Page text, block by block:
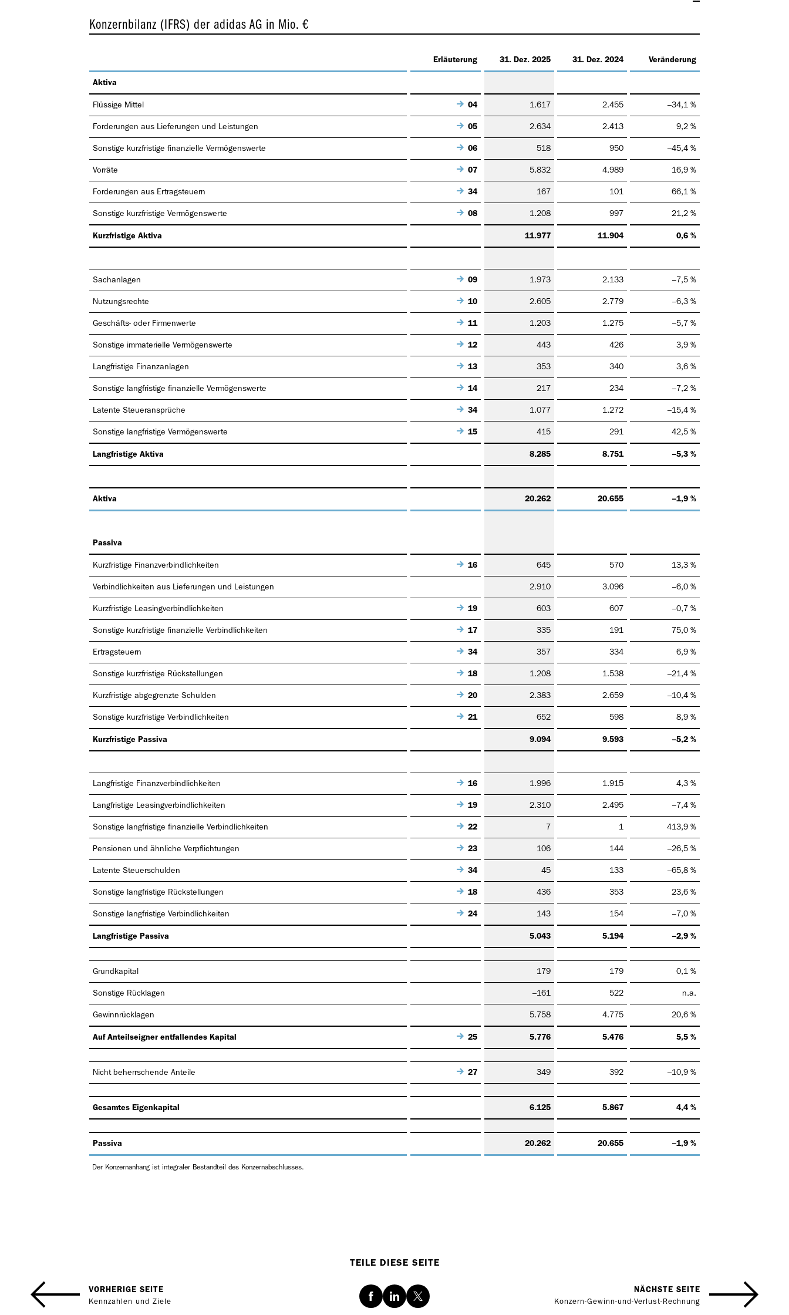
Konzernbilanz (IFRS) der adidas AG in Mio. €
Erläuterung 31. Dez. 2025 31. Dez. 2024 Veränderung
Aktiva
Flüssige Mittel 04 1.617 2.455 –34,1 %
Forderungen aus Lieferungen und Leistungen 05 2.634 2.413 9,2 %
Sonstige kurzfristige finanzielle Vermögenswerte 06 518 950 –45,4 %
Vorräte 07 5.832 4.989 16,9 %
Forderungen aus Ertragsteuern 34 167 101 66,1 %
Sonstige kurzfristige Vermögenswerte 08 1.208 997 21,2 %
Kurzfristige Aktiva 11.977 11.904 0,6 %
Sachanlagen 09 1.973 2.133 –7,5 %
Nutzungsrechte 10 2.605 2.779 –6,3 %
Geschäfts- oder Firmenwerte 11 1.203 1.275 –5,7 %
Sonstige immaterielle Vermögenswerte 12 443 426 3,9 %
Langfristige Finanzanlagen 13 353 340 3,6 %
Sonstige langfristige finanzielle Vermögenswerte 14 217 234 –7,2 %
Latente Steueransprüche 34 1.077 1.272 –15,4 %
Sonstige langfristige Vermögenswerte 15 415 291 42,5 %
Langfristige Aktiva 8.285 8.751 –5,3 %
Aktiva 20.262 20.655 –1,9 %
Passiva
Kurzfristige Finanzverbindlichkeiten 16 645 570 13,3 %
Verbindlichkeiten aus Lieferungen und Leistungen 2.910 3.096 –6,0 %
Kurzfristige Leasingverbindlichkeiten 19 603 607 –0,7 %
Sonstige kurzfristige finanzielle Verbindlichkeiten 17 335 191 75,0 %
Ertragsteuern 34 357 334 6,9 %
Sonstige kurzfristige Rückstellungen 18 1.208 1.538 –21,4 %
Kurzfristige abgegrenzte Schulden 20 2.383 2.659 –10,4 %
Sonstige kurzfristige Verbindlichkeiten 21 652 598 8,9 %
Kurzfristige Passiva 9.094 9.593 –5,2 %
Langfristige Finanzverbindlichkeiten 16 1.996 1.915 4,3 %
Langfristige Leasingverbindlichkeiten 19 2.310 2.495 –7,4 %
Sonstige langfristige finanzielle Verbindlichkeiten 22 7 1 413,9 %
Pensionen und ähnliche Verpflichtungen 23 106 144 –26,5 %
Latente Steuerschulden 34 45 133 –65,8 %
Sonstige langfristige Rückstellungen 18 436 353 23,6 %
Sonstige langfristige Verbindlichkeiten 24 143 154 –7,0 %
Langfristige Passiva 5.043 5.194 –2,9 %
Grundkapital 179 179 0,1 %
Sonstige Rücklagen –161 522 n.a.
Gewinnrücklagen 5.758 4.775 20,6 %
Auf Anteilseigner entfallendes Kapital 25 5.776 5.476 5,5 %
Nicht beherrschende Anteile 27 349 392 –10,9 %
Gesamtes Eigenkapital 6.125 5.867 4,4 %
Passiva 20.262 20.655 –1,9 %
Der Konzernanhang ist integraler Bestandteil des Konzernabschlusses.
TEILE DIESE SEITE
FacebookLinkedInTwitter
VORHERIGE SEITE
Kennzahlen und Ziele
NÄCHSTE SEITE
Konzern-Gewinn-und-Verlust-Rechnung